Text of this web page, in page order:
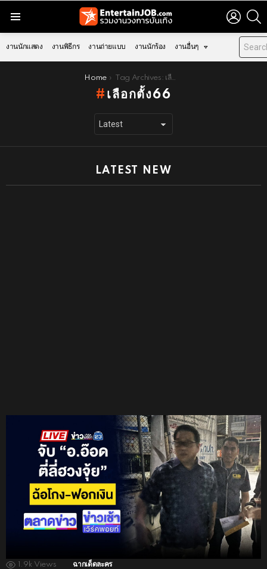
LOGIN
งานนักแสดง งานพิธีกร งานถ่ายแบบ งานนักร้อง งานอื่นๆ
Home Tag Archives: เลือกตั้ง66
เลือกตั้ง66
LATEST NEW
1.9k Views ฉากเด็ดละคร